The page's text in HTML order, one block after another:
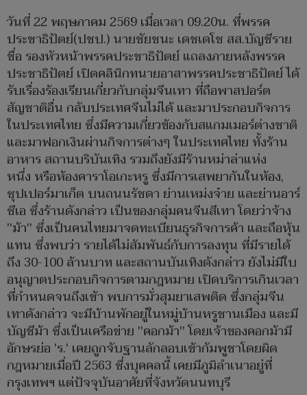
วันที่ 22 พฤษภาคม 2569 เมื่อเวลา 09.20น. ที่พรรค
ประชาธิปัตย์(ปชป.) นายชัยชนะ เดชเดโช สส.บัญชีราย
ชื่อ รองหัวหน้าพรรคประชาธิปัตย์ แถลงภายหลังพรรค
ประชาธิปัตย์ เปิดคลินิกทนายอาสาพรรคประชาธิปัตย์ ได้
รับเรื่องร้องเรียนเกี่ยวกับกลุ่มจีนเทา ที่ถือพาสปอร์ต
สัญชาติอื่น กลับประเทศจีนไม่ได้ และมาประกอบกิจการ
ในประเทศไทย ซึ่งมีความเกี่ยวข้องกับสแกมเมอร์ต่างชาติ
และมาฟอกเงินผ่านกิจการต่างๆ ในประเทศไทย ทั้งร้าน
อาหาร สถานบริบันเทิง รวมถึงยังมีร้านหม่าล่าแห่ง
หนึ่ง หรือห้องคาราโอเกะหรู ซึ่งมีการเสพยากันในห้อง,
ซุปเปอร์มาเก็ต บนถนนรัชดา ย่านเหม่งจ๋าย และย่านอาร์
ซีเอ ซึ่งร้านดังกล่าว เป็นของกลุ่มคนจีนสีเทา โดยว่าจ้าง
''ม้า'' ซึ่งเป็นคนไทยมาจดทะเบียนธุรกิจการค้า และถือหุ้น
แทน ซึ่งพบว่า รายได้ไม่สัมพันธ์กับการลงทุน ที่มีรายได้
ถึง 30-100 ล้านบาท และสถานบันเทิงดังกล่าว ยังไม่มีใบ
อนุญาตประกอบกิจการตามกฎหมาย เปิดบริการเกินเวลา
ที่กำหนดจนถึงเช้า พบการมั่วสุมยาเสพติด ซึ่งกลุ่มจีน
เทาดังกล่าว จะมีบ้านพักอยู่ในหมู่บ้านหรูชานเมือง และมี
บัญชีม้า ซึ่งเป็นเครือข่าย ''คอกม้า'' โดยเจ้าของคอกม้ามี
อักษรย่อ 'ร.' เคยถูกจับฐานลักลอบเข้ากัมพูชาโดยผิด
กฎหมายเมื่อปี 2563 ซึ่งบุคคลนี้ เคยมีภูมิลำเนาอยู่ที่
กรุงเทพฯ แต่ปัจจุบันอาศัยที่จังหวัดนนทบุรี